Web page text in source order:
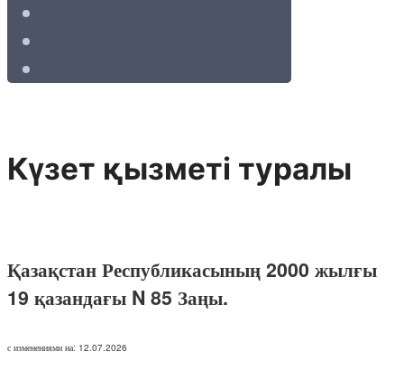
Күзет қызметі туралы
Қазақстан Республикасының 2000 жылғы
19 қазандағы N 85 Заңы.
с изменениями на: 12.07.2026